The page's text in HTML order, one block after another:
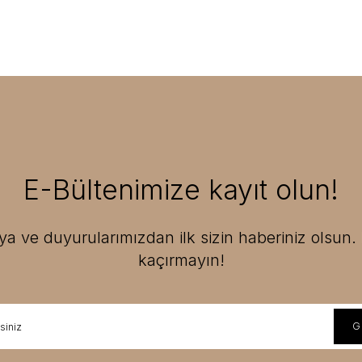
E-Bültenimize kayıt olun!
ve duyurularımızdan ilk sizin haberiniz olsun.
kaçırmayın!